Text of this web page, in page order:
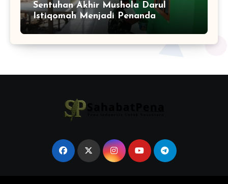
Sentuhan Akhir Mushola Darul
Istiqomah Menjadi Penanda
Hadirnya Ruang Ibadah yang Lebih